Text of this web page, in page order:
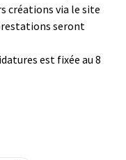
créations via le site
seront
est fixée au 8